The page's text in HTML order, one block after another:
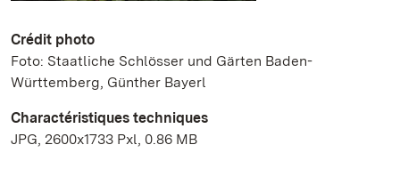
Crédit photo
Foto: Staatliche Schlösser und Gärten Baden-
Württemberg, Günther Bayerl
Charactéristiques techniques
JPG, 2600x1733 Pxl, 0.86 MB